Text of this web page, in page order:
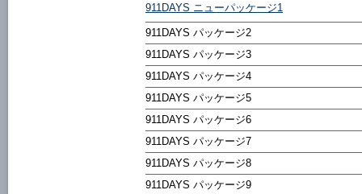
911DAYS ニューパッケージ1
911DAYS パッケージ2
911DAYS パッケージ3
911DAYS パッケージ4
911DAYS パッケージ5
911DAYS パッケージ6
911DAYS パッケージ7
911DAYS パッケージ8
911DAYS パッケージ9